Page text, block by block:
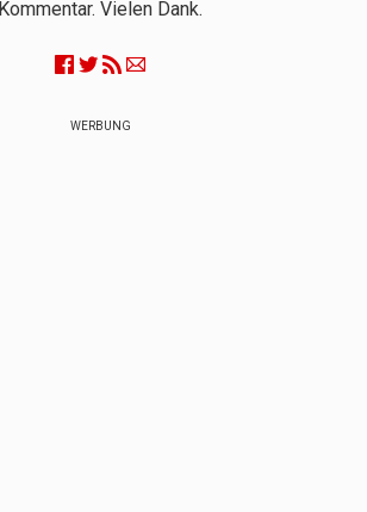
Kommentar. Vielen Dank.
WERBUNG